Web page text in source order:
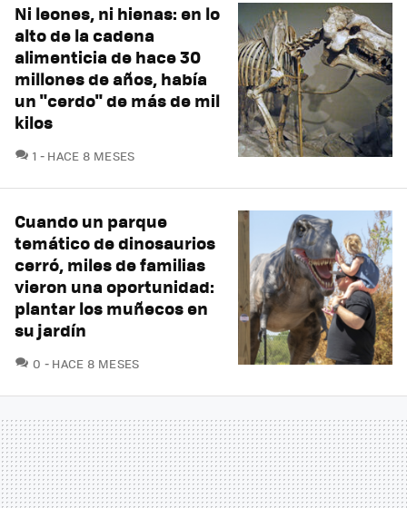
Ni leones, ni hienas: en lo
alto de la cadena
alimenticia de hace 30
millones de años, había
un "cerdo" de más de mil
kilos
1 COMENTARIOS
HACE 8 MESES
Cuando un parque
temático de dinosaurios
cerró, miles de familias
vieron una oportunidad:
plantar los muñecos en
su jardín
0 COMENTARIOS
HACE 8 MESES